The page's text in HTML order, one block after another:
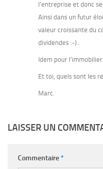
l’entreprise et donc
Ainsi dans un futur
valeur croissante du
dividendes :-) .
Idem pour
Et toi, quels sont les
Marc.
LAISSER UN
Commentaire*